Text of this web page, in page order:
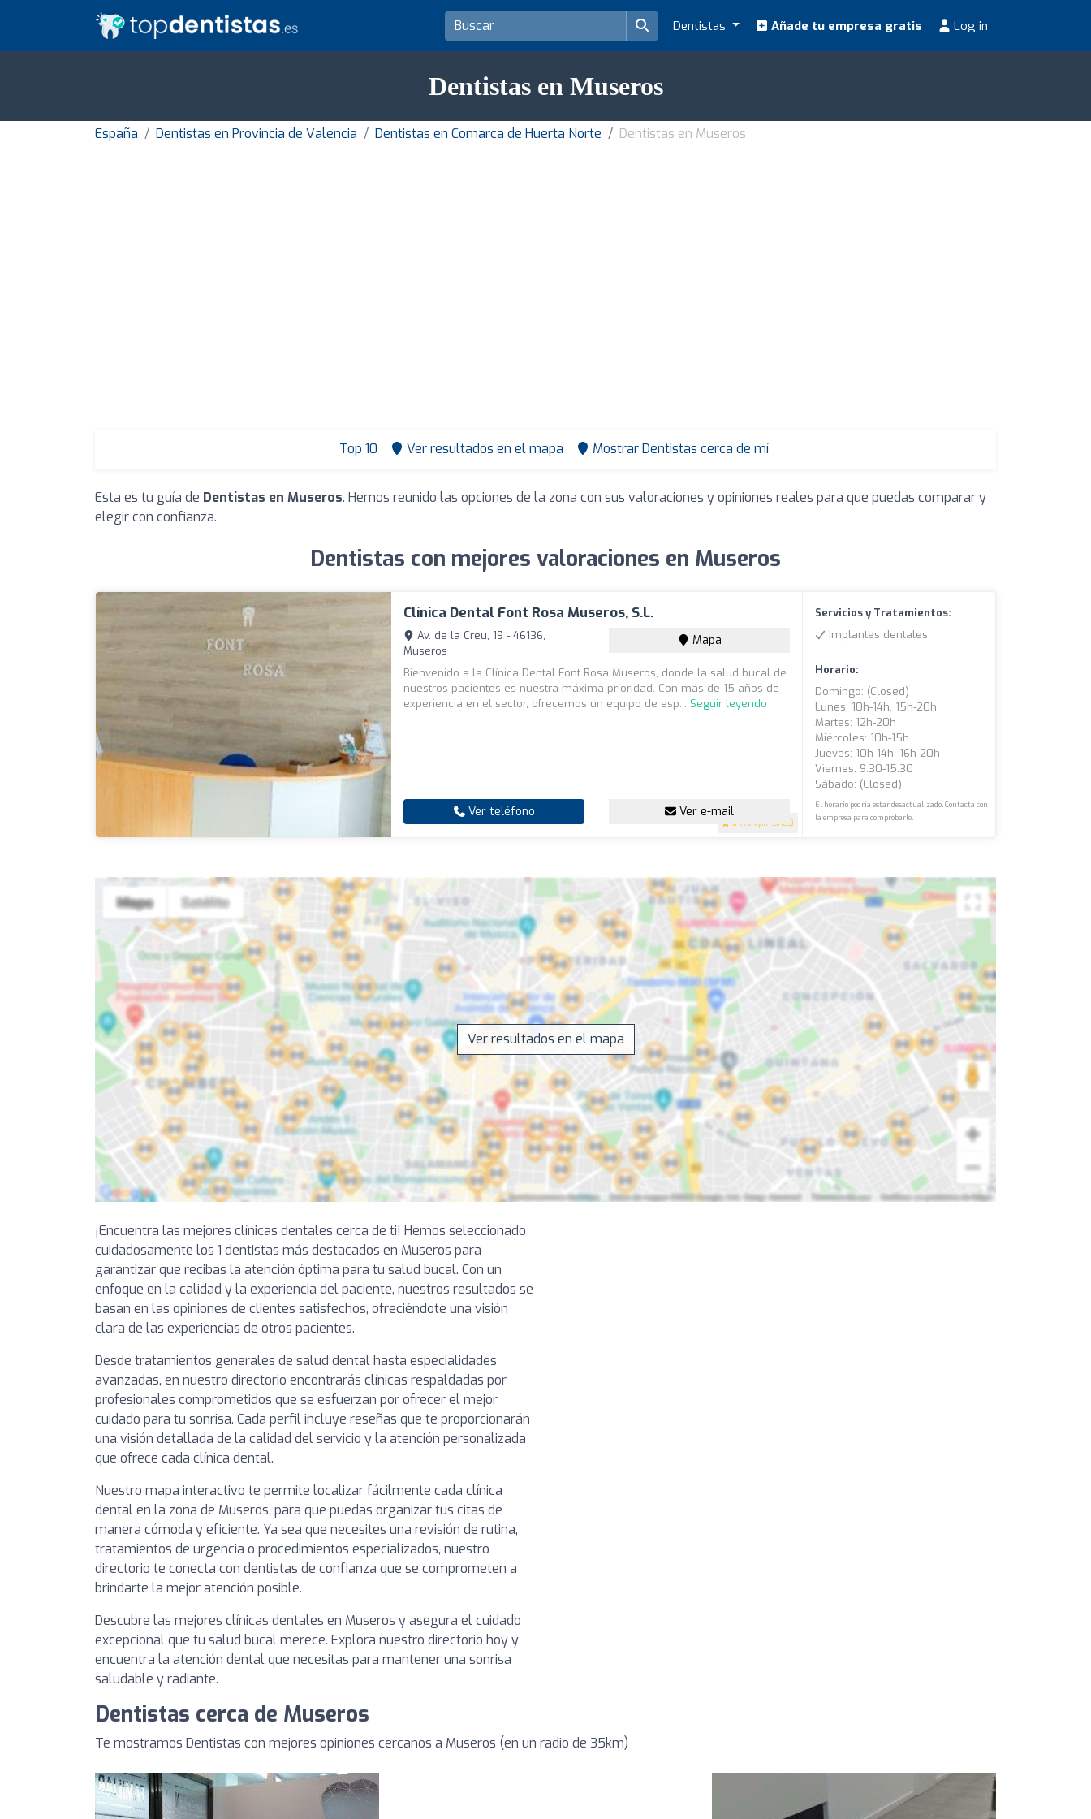
Dentistas Añade tu empresa gratis Log in
Dentistas en Museros
España Dentistas en Provincia de Valencia Dentistas en Comarca de Huerta Norte Dentistas en Museros
Top 10 Ver resultados en el mapa Mostrar Dentistas cerca de mí
Esta es tu guía de Dentistas en Museros. Hemos reunido las opciones de la zona con sus valoraciones y opiniones reales para que puedas comparar y
elegir con confianza.
Dentistas con mejores valoraciones en Museros
Clínica Dental Font Rosa Museros, S.L.
5 (16 opiniones)
Av. de la Creu, 19 - 46136,
Museros
Mapa
Bienvenido a la Clínica Dental Font Rosa Museros, donde la salud bucal de
nuestros pacientes es nuestra máxima prioridad. Con más de 15 años de
experiencia en el sector, ofrecemos un equipo de esp... Seguir leyendo
Ver teléfono Ver e-mail
Servicios y Tratamientos:
Implantes dentales
Horario:
Domingo: (closed)
Lunes: 10h-14h, 15h-20h
Martes: 12h-20h
Miércoles: 10h-15h
Jueves: 10h-14h, 16h-20h
Viernes: 9:30-15:30
Sábado: (closed)
El horario podría estar desactualizado. Contacta con
la empresa para comprobarlo.
Ver resultados en el mapa
¡Encuentra las mejores clínicas dentales cerca de ti! Hemos seleccionado
cuidadosamente los 1 dentistas más destacados en Museros para
garantizar que recibas la atención óptima para tu salud bucal. Con un
enfoque en la calidad y la experiencia del paciente, nuestros resultados se
basan en las opiniones de clientes satisfechos, ofreciéndote una visión
clara de las experiencias de otros pacientes.
Desde tratamientos generales de salud dental hasta especialidades
avanzadas, en nuestro directorio encontrarás clínicas respaldadas por
profesionales comprometidos que se esfuerzan por ofrecer el mejor
cuidado para tu sonrisa. Cada perfil incluye reseñas que te proporcionarán
una visión detallada de la calidad del servicio y la atención personalizada
que ofrece cada clínica dental.
Nuestro mapa interactivo te permite localizar fácilmente cada clínica
dental en la zona de Museros, para que puedas organizar tus citas de
manera cómoda y eficiente. Ya sea que necesites una revisión de rutina,
tratamientos de urgencia o procedimientos especializados, nuestro
directorio te conecta con dentistas de confianza que se comprometen a
brindarte la mejor atención posible.
Descubre las mejores clínicas dentales en Museros y asegura el cuidado
excepcional que tu salud bucal merece. Explora nuestro directorio hoy y
encuentra la atención dental que necesitas para mantener una sonrisa
saludable y radiante.
Dentistas cerca de Museros
Te mostramos Dentistas con mejores opiniones cercanos a Museros (en un radio de 35km)